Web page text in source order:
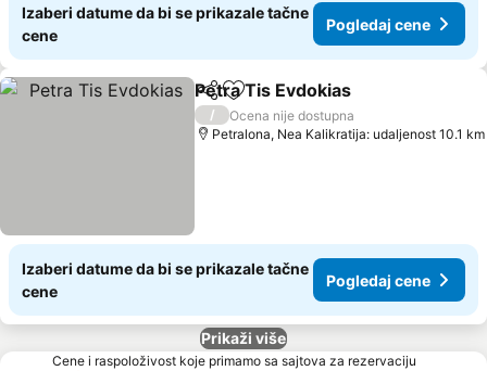
Izaberi datume da bi se prikazale tačne
cene
Pogledaj cene
Deli Dodati u favorite
Petra Tis Evdokias
/
Ocena nije dostupna
Petralona, Nea Kalikratija: udaljenost 10.1 km
Izaberi datume da bi se prikazale tačne
cene
Pogledaj cene
Prikaži više
Cene i raspoloživost koje primamo sa sajtova za rezervaciju